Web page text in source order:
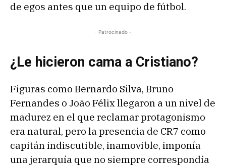
de egos antes que un equipo de fútbol.
- Patrocinado -
¿Le hicieron cama a Cristiano?
Figuras como Bernardo Silva, Bruno
Fernandes o João Félix llegaron a un nivel de
madurez en el que reclamar protagonismo
era natural, pero la presencia de CR7 como
capitán indiscutible, inamovible, imponía
una jerarquía que no siempre correspondía